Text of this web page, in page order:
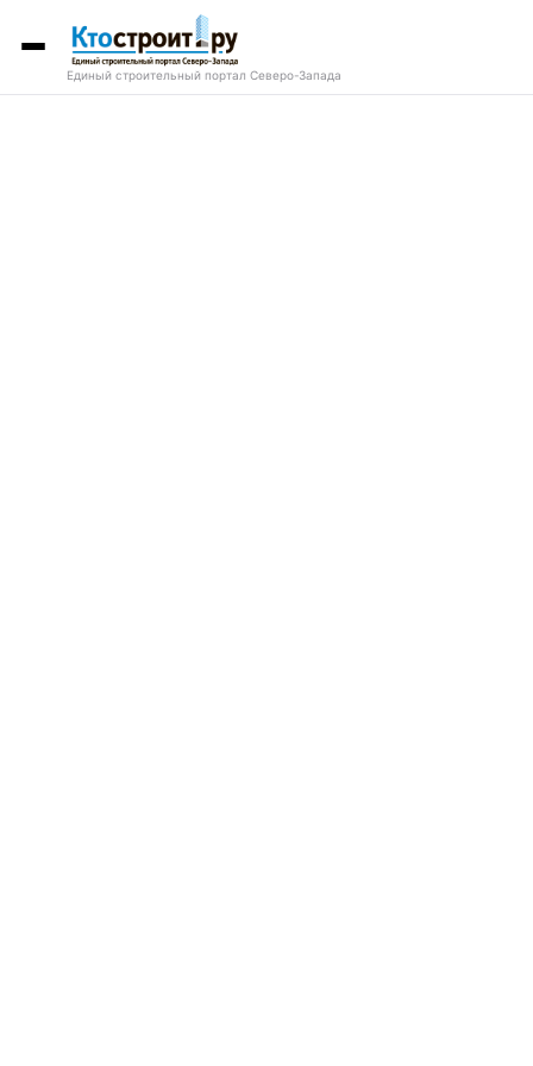
Единый строительный портал Северо-Запада